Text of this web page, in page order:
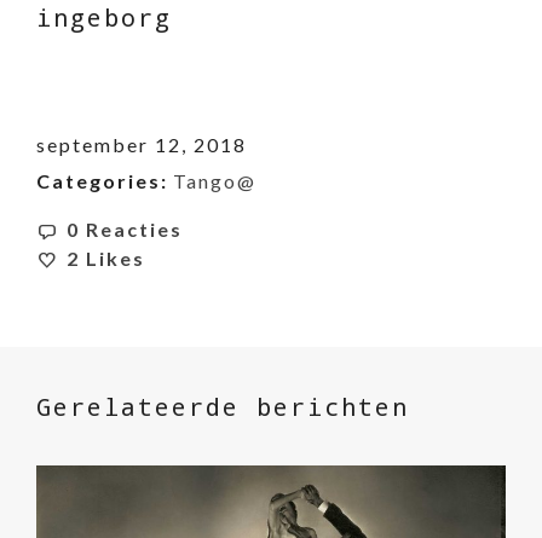
ingeborg
september 12, 2018
Categories: Tango@
0 Reacties
2 Likes
Gerelateerde berichten